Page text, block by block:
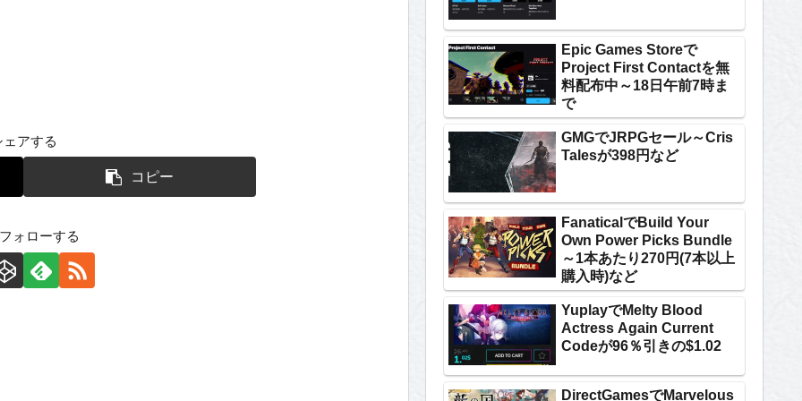
ェアする
コピー
ォローする
Epic Games Storeで
Project First Contactを無
料配布中～18日午前7時ま
で
GMGでJRPGセール～Cris
Talesが398円など
FanaticalでBuild Your
Own Power Picks Bundle
～1本あたり270円(7本以上
購入時)など
YuplayでMelty Blood
Actress Again Current
Codeが96％引きの$1.02
DirectGamesでMarvelous